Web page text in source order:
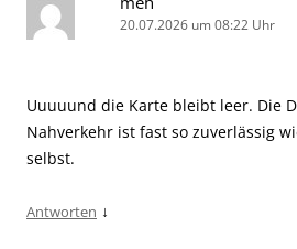
20.07.2026 um 08:22 Uhr
Uuuuund die Karte bleibt leer. Die
Nahverkehr ist fast so zuverlässig
selbst.
Antworten ↓